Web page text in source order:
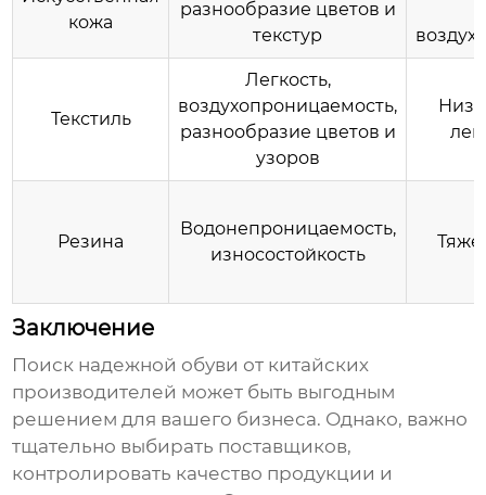
кожа
разнообразие цветов и
текстур
Текстиль
Легкость,
воздухопроницаемость,
разнообразие цветов и
узоров
Резина
Водонепроницаемость,
износостойкость
Заключение
Поиск надежной обуви от китайских
производителей может быть выгодным
решением для вашего бизнеса. Однако, важно
тщательно выбирать поставщиков,
контролировать качество продукции и